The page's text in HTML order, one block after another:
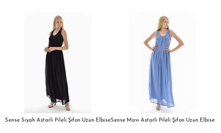
Sense Siyah Astarlı Pileli Şifon Uzun ElbiseSense Mavı Astarlı Pileli Şifon Uzun Elbise